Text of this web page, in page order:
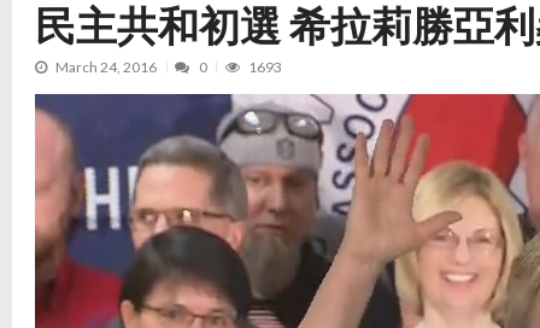
民主共和初選 希拉莉勝亞
March 24, 2016 0 1693